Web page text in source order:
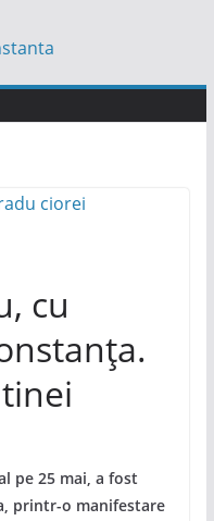
cu
pe 25 mai, a fost
printr-o manifestare